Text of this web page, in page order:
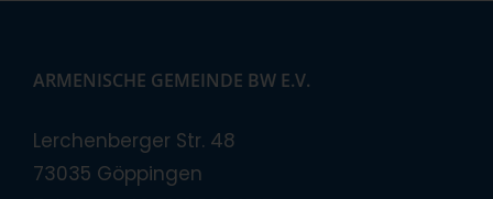
ARMENISCHE GEMEINDE BW E.V.
Lerchenberger Str. 48
73035 Göppingen